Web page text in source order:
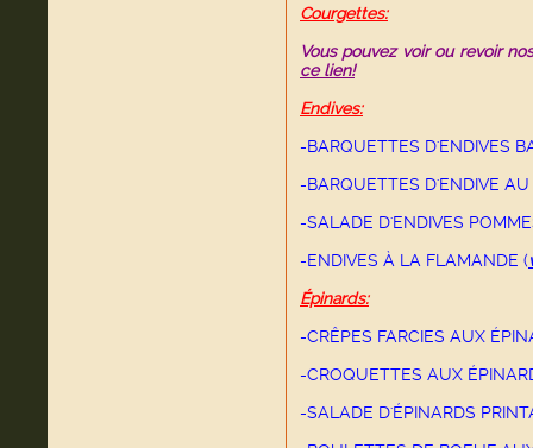
Courgettes:
Vous pouvez voir ou revoir
ce lien!
Endives:
-BARQUETTES D'ENDIVES
-BARQUETTES D'ENDIVE
-SALADE D'ENDIVES
-ENDIVES À LA FLAMANDE (
Épinards:
-CRÊPES FARCIES AUX
-CROQUETTES AUX
-SALADE D'ÉPINARDS